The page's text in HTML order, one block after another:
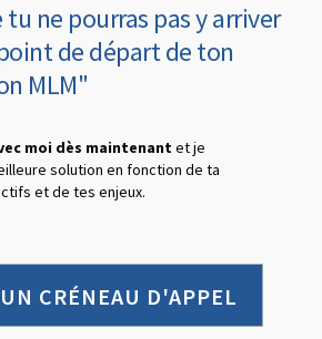
ne pourras pas y arriver
de départ de ton
MLM"
moi dès maintenantet je
solution en fonction de ta
et de tes enjeux.
CRÉNEAU D'APPEL